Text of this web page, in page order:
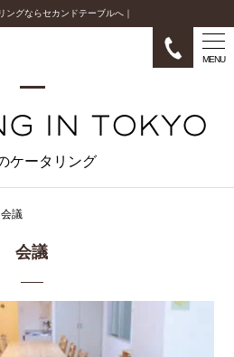
グならセカンドテーブルへ｜
MENU
ケータリング
会議
会議